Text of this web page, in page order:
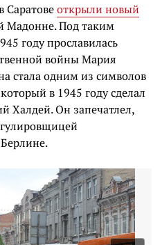
Саратовеоткрыли новый
Мадонне. Под таким
году прославилась
войны Мария
стала одним из символов
в 1945 году сделал
Халдей. Он запечатлел,